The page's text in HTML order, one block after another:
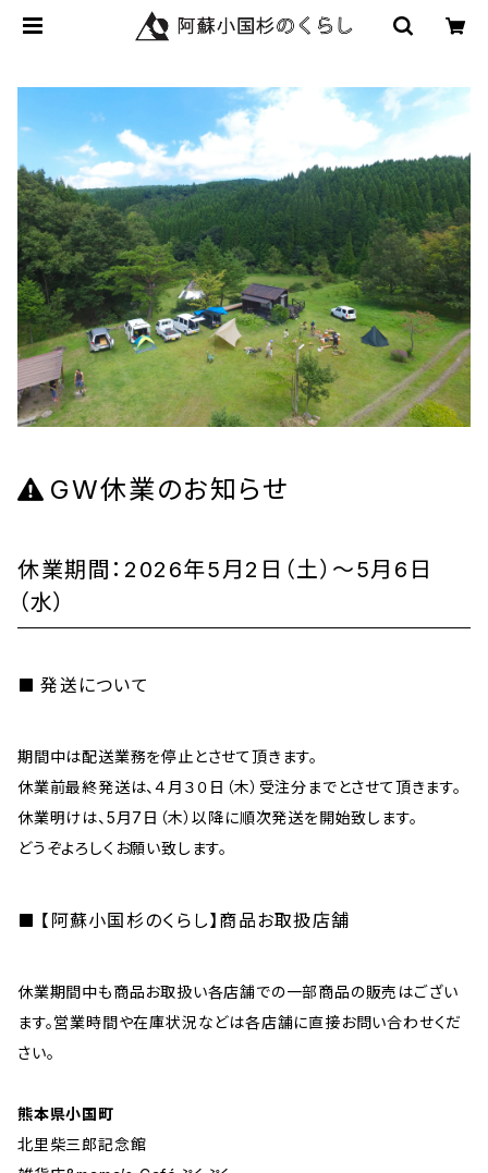
GW休業のお知らせ
休業期間：2026年5月2日（土）～5月6日
（水）
発送について
期間中は配送業務を停止とさせて頂きます。
休業前最終発送は、４月３０日（木）受注分までとさせて頂きます。
休業明けは、5月7日（木）以降に順次発送を開始致します。
どうぞよろしくお願い致します。
【阿蘇小国杉のくらし】商品お取扱店舗
休業期間中も商品お取扱い各店舗での一部商品の販売はござい
ます。営業時間や在庫状況などは各店舗に直接お問い合わせくだ
さい。
熊本県小国町
北里柴三郎記念館